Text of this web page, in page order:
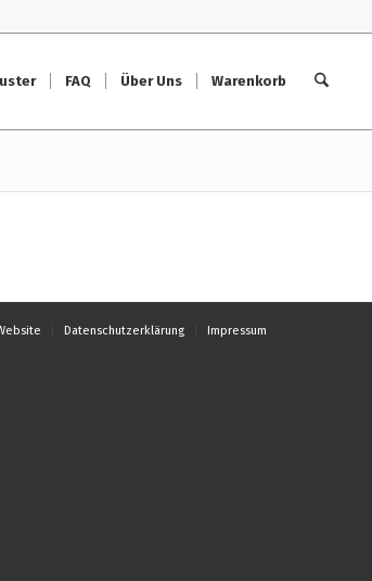
FAQ Über Uns Warenkorb
Datenschutzerklärung Impressum